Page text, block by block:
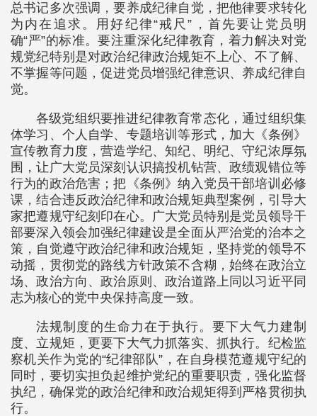
总书记多次强调，要养成纪律自觉，把他律要求转化
为内在追求。用好纪律“戒尺”，首先要让党员明
确“严”的标准。要注重深化纪律教育，着力解决对党
规党纪特别是对政治纪律政治规矩不上心、不了解、
不掌握等问题，促进党员增强纪律意识、养成纪律自
觉。
各级党组织要推进纪律教育常态化，通过组织集
体学习、个人自学、专题培训等形式，加大《条例》
宣传教育力度，营造学纪、知纪、明纪、守纪浓厚氛
围，让广大党员深刻认识搞投机钻营、政绩观错位等
行为的政治危害；把《条例》纳入党员干部培训必修
课，结合违反政治纪律和政治规矩典型案例，引导大
家把遵规守纪刻印在心。广大党员特别是党员领导干
部要深入领会加强纪律建设是全面从严治党的治本之
策，自觉遵守政治纪律和政治规矩，坚持党的领导不
动摇，贯彻党的路线方针政策不含糊，始终在政治立
场、政治方向、政治原则、政治道路上同以习近平同
志为核心的党中央保持高度一致。
法规制度的生命力在于执行。要下大气力建制
度、立规矩，更要下大气力抓落实、抓执行。纪检监
察机关作为党的“纪律部队”，在自身模范遵规守纪的
同时，要切实担负起维护党纪的重要职责，强化监督
执纪，确保党的政治纪律和政治规矩得到严格贯彻执
行。